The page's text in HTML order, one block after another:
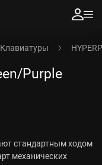
Клавиатуры
Purple
стандартным ходом
механических